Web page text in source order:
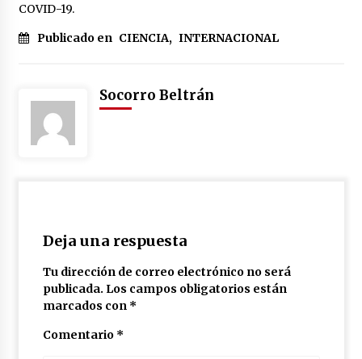
COVID-19.
Publicado en CIENCIA, INTERNACIONAL
Socorro Beltrán
Deja una respuesta
Tu dirección de correo electrónico no será
publicada. Los campos obligatorios están
marcados con *
Comentario *